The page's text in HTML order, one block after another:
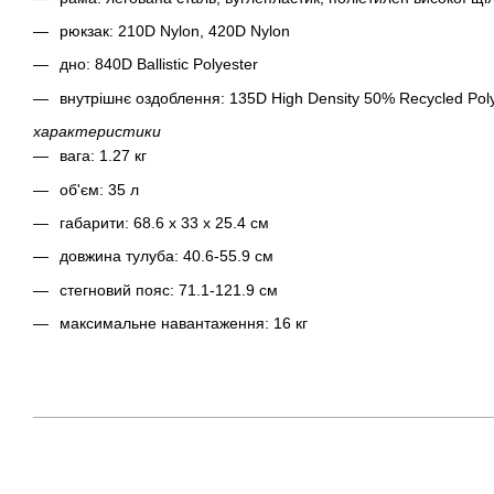
рюкзак: 210D Nylon, 420D Nylon
дно: 840D Ballistic Polyester
внутрішнє оздоблення: 135D High Density 50% Recycled
характеристики
вага: 1.27 кг
об'єм: 35 л
габарити: 68.6 x 33 x 25.4 см
довжина тулуба: 40.6-55.9 см
стегновий пояс: 71.1-121.9 см
максимальне навантаження: 16 кг